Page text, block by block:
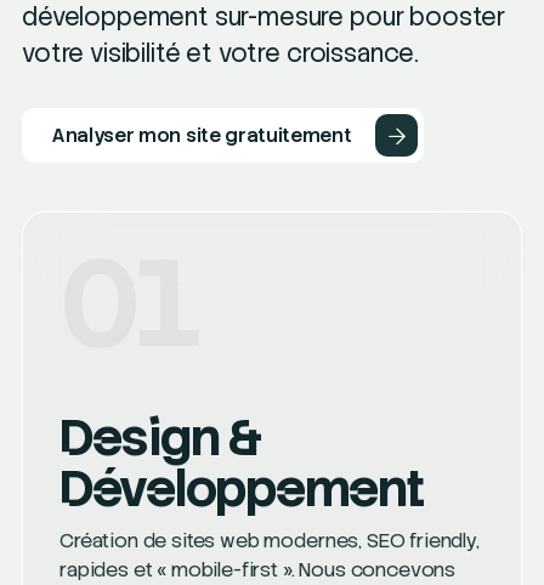
développement sur-mesure pour booster
votre visibilité et votre croissance.
Analyser mon site gratuitement
Design &
Développement
Création de sites web modernes, SEO friendly,
rapides et « mobile-first ». Nous concevons